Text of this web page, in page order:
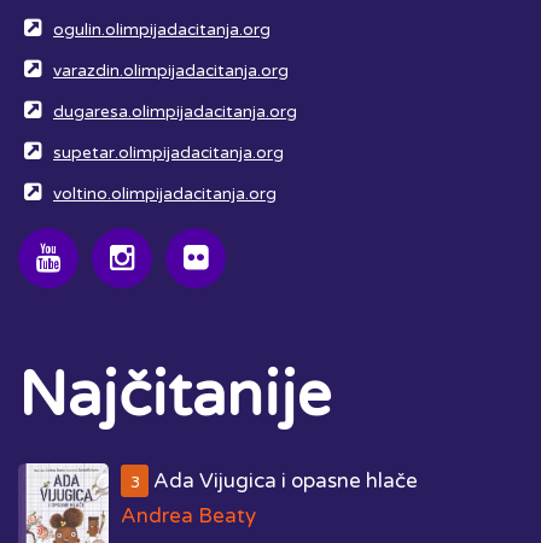
ogulin.olimpijadacitanja.org
varazdin.olimpijadacitanja.org
dugaresa.olimpijadacitanja.org
supetar.olimpijadacitanja.org
voltino.olimpijadacitanja.org
Najčitanije
3
Ada Vijugica i opasne hlače
Andrea Beaty